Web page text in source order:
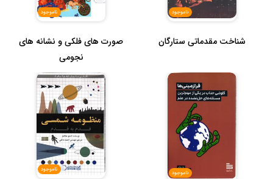
ناموجود
شناخت مقدماتی ستارگان
ناموجود
صورت های فلکی و نشانه های
نجومی
ناموجود
ناموجود